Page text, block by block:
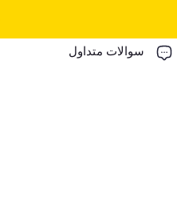
سوالات متداول